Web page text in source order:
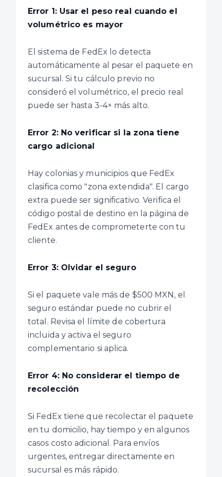
Error 1: Usar el peso real cuando el
volumétrico es mayor
El sistema de FedEx lo detecta
automáticamente al pesar el paquete en
sucursal. Si tu cálculo previo no
consideró el volumétrico, el precio real
puede ser hasta 3-4× más alto.
Error 2: No verificar si la zona tiene
cargo adicional
Hay colonias y municipios que FedEx
clasifica como "zona extendida". El cargo
extra puede ser significativo. Verifica el
código postal de destino en la página de
FedEx antes de comprometerte con tu
cliente.
Error 3: Olvidar el seguro
Si el paquete vale más de $500 MXN, el
seguro estándar puede no cubrir el
total. Revisa el límite de cobertura
incluida y activa el seguro
complementario si aplica.
Error 4: No considerar el tiempo de
recolección
Si FedEx tiene que recolectar el paquete
en tu domicilio, hay tiempo y en algunos
casos costo adicional. Para envíos
urgentes, entregar directamente en
sucursal es más rápido.